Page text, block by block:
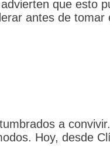
que esto
antes de tomar
a
Hoy, desde